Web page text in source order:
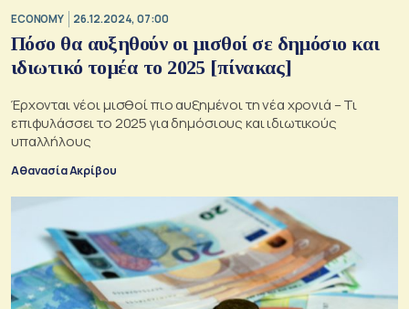
ECONOMY 26.12.2024, 07:00
Πόσο θα αυξηθούν οι μισθοί σε δημόσιο και
ιδιωτικό τομέα το 2025 [πίνακας]
Έρχονται νέοι μισθοί πιο αυξημένοι τη νέα χρονιά – Τι
επιφυλάσσει το 2025 για δημόσιους και ιδιωτικούς
υπαλλήλους
Αθανασία Ακρίβου